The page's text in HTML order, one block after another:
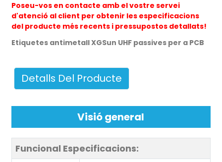
Poseu-vos en contacte amb el vostre servei
d'atenció al client per obtenir les especificacions
del producte més recents i pressupostos detallats!
Etiquetes antimetall XGSun UHF passives per a PCB
Detalls Del Producte
Visió general
Funcional Especificacions: